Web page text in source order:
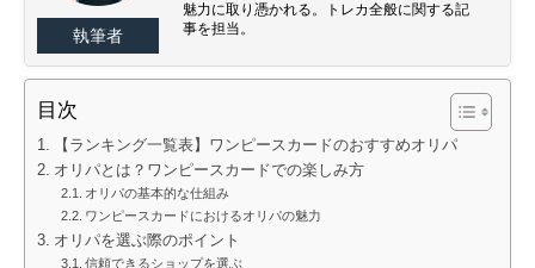
執筆者
魅力に取り憑かれる。トレカ全般に関する記
事を担当。
目次
【ランキング一覧表】ワンピースカードのおすすめオリパ
オリパとは？ワンピースカードでの楽しみ方
オリパの基本的な仕組み
ワンピースカードにおけるオリパの魅力
オリパを選ぶ際のポイント
信頼できるショップを選ぶ